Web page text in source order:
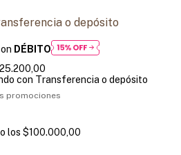
o depósito
DÉBITO
con Transferencia o depósito
promociones
los $100.000,00